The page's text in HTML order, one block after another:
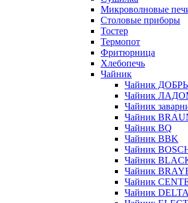
Микроволновые
Столовые приборы
Тостер
Термопот
Фритюрница
Хлебопечь
Чайник
Чайник
Чайник
Чайник
Чайник
Чайник BQ
Чайник BBK
Чайник
Чайник
Чайник
Чайник
Чайник DELTA